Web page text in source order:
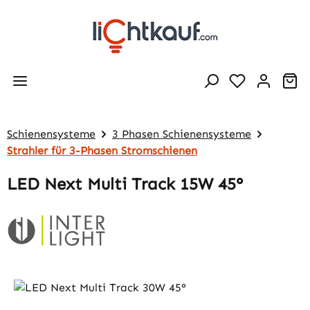
Zum Hauptinhalt springen
Schienensysteme
3 Phasen Schienensysteme
Strahler für 3-Phasen Stromschienen
LED Next Multi Track 15W 45°
Bildergalerie überspringen